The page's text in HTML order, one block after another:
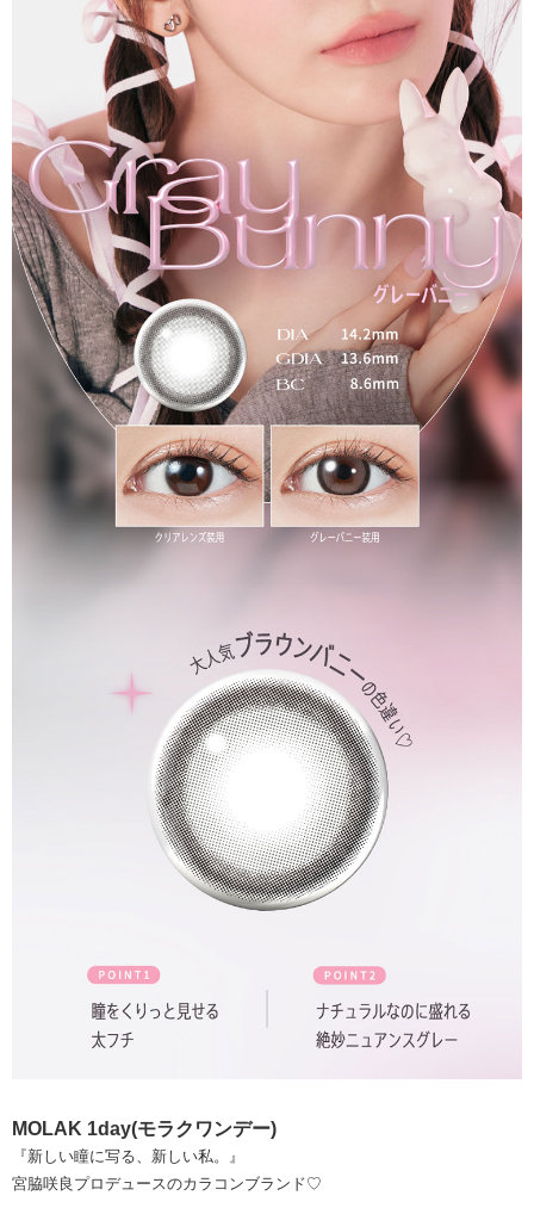
MOLAK 1day(モラクワンデー)
『新しい瞳に写る、新しい私。』
宮脇咲良プロデュースのカラコンブランド♡